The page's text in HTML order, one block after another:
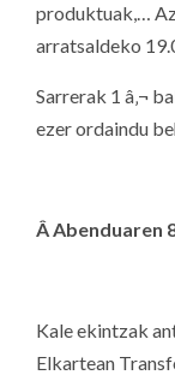
produktuak,…
arratsaldeko
Sarrerak 1 â‚¬
ezer ordaindu
Â Abenduaren
Kale ekintzak
Elkartean